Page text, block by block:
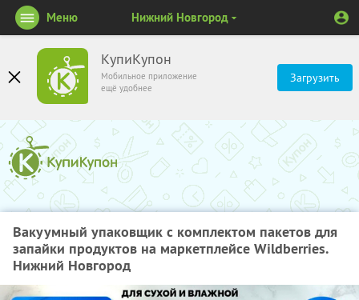
КупиКупон
Мобильное приложение
ещё удобнее
Загрузить
Меню Нижний Новгород
Вакуумный упаковщик с комплектом пакетов для
запайки продуктов на маркетплейсе Wildberries.
Нижний Новгород